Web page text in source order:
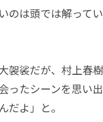
のは頭では解って
袈裟だが、村上春
ったシーンを思い
だよ」と。